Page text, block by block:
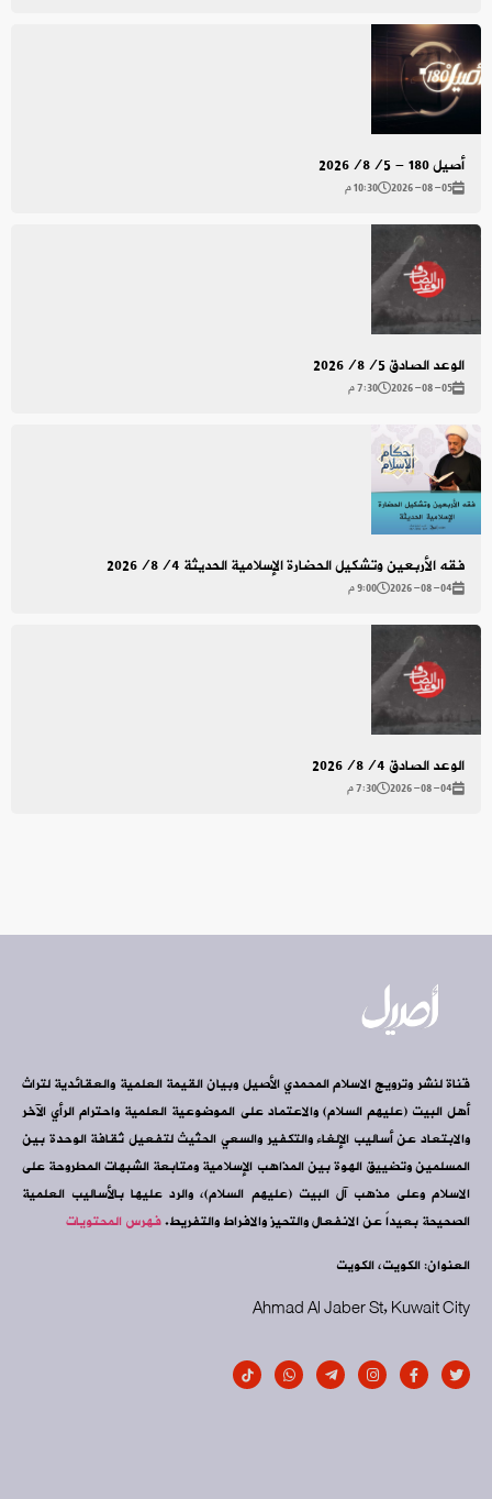
أصيل 180 - 2026/8/5
2026-08-05 10:30 م
الوعد الصادق 2026/8/5
2026-08-05 7:30 م
فقه الأربعين وتشكيل الحضارة الإسلامية الحديثة 2026/8/4
2026-08-04 9:00 م
الوعد الصادق 2026/8/4
2026-08-04 7:30 م
قناة لنشر وترويج الاسلام المحمدي الأصيل وبيان القيمة العلمية والعقائدية لتراث
أهل البيت (عليهم السلام) والاعتماد على الموضوعية العلمية واحترام الرأي الآخر
والابتعاد عن أساليب الإلغاء والتكفير والسعي الحثيث لتفعيل ثقافة الوحدة بين
المسلمين وتضييق الهوة بين المذاهب الإسلامية ومتابعة الشبهات المطروحة على
الاسلام وعلى مذهب آل البيت (عليهم السلام)، والرد عليها بالأساليب العلمية
الصحيحة بعيداً عن الانفعال والتحيز والافراط والتفريط.فهرس المحتويات
العنوان: الكويت، الكويت
Ahmad Al Jaber St, Kuwait City